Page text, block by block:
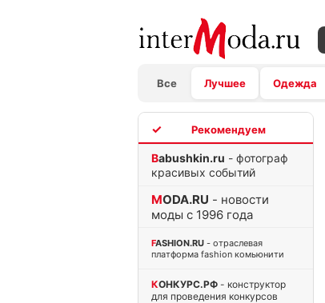
Все Лучшее Одежда
Babushkin.ru - фотограф
красивых событий
MODA.RU - новости
моды с 1996 года
FASHION.RU - отраслевая
платформа fashion комьюнити
КОНКУРС.РФ - конструктор
для проведения конкурсов